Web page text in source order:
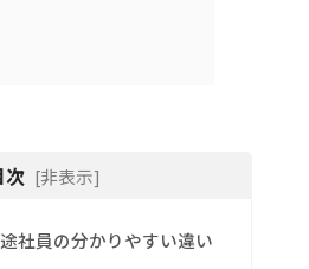
次 [非表示]
社員の分かりやすい違い